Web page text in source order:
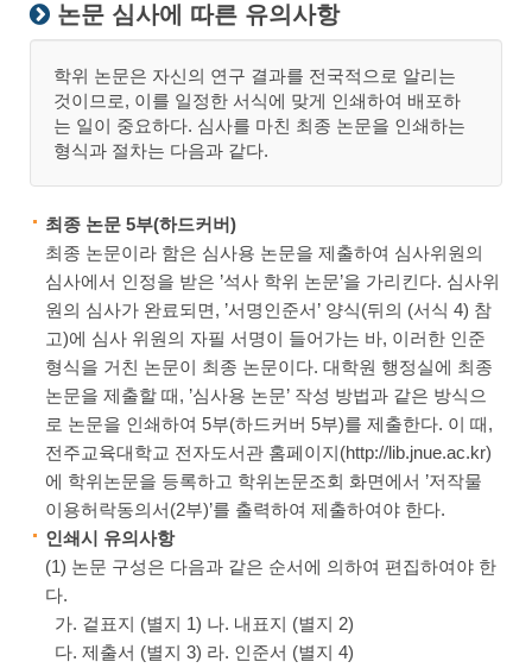
논문 심사에 따른 유의사항
학위 논문은 자신의 연구 결과를 전국적으로 알리는
것이므로, 이를 일정한 서식에 맞게 인쇄하여 배포하
는 일이 중요하다. 심사를 마친 최종 논문을 인쇄하는
형식과 절차는 다음과 같다.
최종 논문 5부(하드커버)
최종 논문이라 함은 심사용 논문을 제출하여 심사위원의
심사에서 인정을 받은 ’석사 학위 논문’을 가리킨다. 심사위
원의 심사가 완료되면, ’서명인준서’ 양식(뒤의 (서식 4) 참
고)에 심사 위원의 자필 서명이 들어가는 바, 이러한 인준
형식을 거친 논문이 최종 논문이다. 대학원 행정실에 최종
논문을 제출할 때, ’심사용 논문’ 작성 방법과 같은 방식으
로 논문을 인쇄하여 5부(하드커버 5부)를 제출한다. 이 때,
전주교육대학교 전자도서관 홈페이지(http://lib.jnue.ac.kr)
에 학위논문을 등록하고 학위논문조회 화면에서 ’저작물
이용허락동의서(2부)’를 출력하여 제출하여야 한다.
인쇄시 유의사항
(1) 논문 구성은 다음과 같은 순서에 의하여 편집하여야 한
다.
가. 겉표지 (별지 1) 나. 내표지 (별지 2)
다. 제출서 (별지 3) 라. 인준서 (별지 4)